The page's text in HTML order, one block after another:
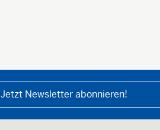
Jetzt Newsletter abonnieren!